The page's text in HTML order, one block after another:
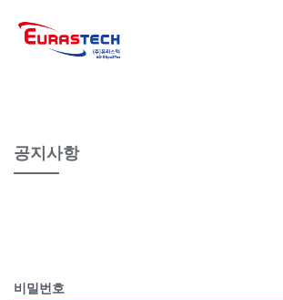
공지사항
비밀번호